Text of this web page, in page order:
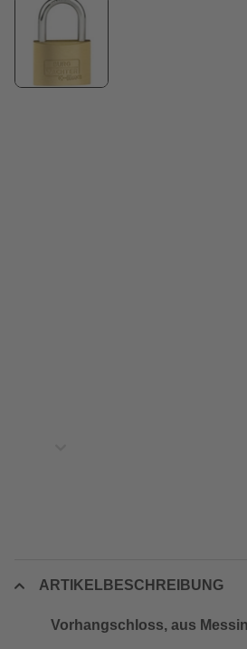
ARTIKELBESCHREIBUNG
Vorhangschloss, aus